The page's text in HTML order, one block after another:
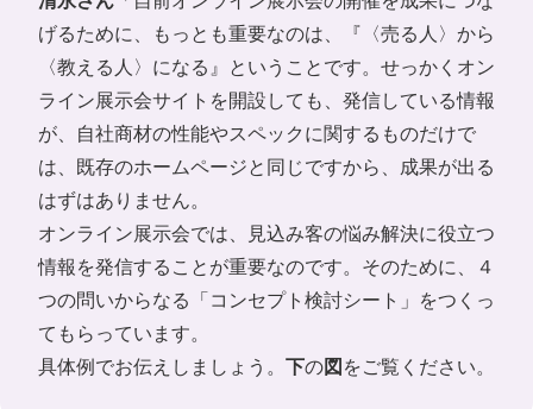
げるために、もっとも重要なのは、『〈売る人〉から
〈教える人〉になる』ということです。せっかくオン
ライン展示会サイトを開設しても、発信している情報
が、自社商材の性能やスペックに関するものだけで
は、既存のホームページと同じですから、成果が出る
はずはありません。
オンライン展示会では、見込み客の悩み解決に役立つ
情報を発信することが重要なのです。そのために、４
つの問いからなる「コンセプト検討シート」をつくっ
てもらっています。
具体例でお伝えしましょう。 下の図 をご覧ください。